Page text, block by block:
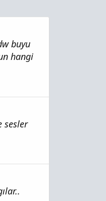
buyu
hangi
sesler